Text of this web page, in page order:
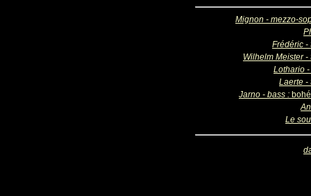
Mignon - mezzo-
Frédéric -
Wilhelm Meister -
Lothario
Laerte -
Jarno - bass :
Le